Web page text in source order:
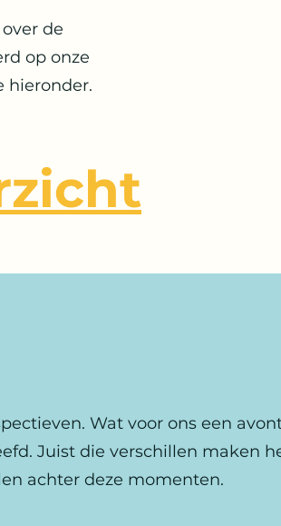
de
op onze
hieronder.
Wat voor ons een
Juist die verschillen maken
achter deze momenten.